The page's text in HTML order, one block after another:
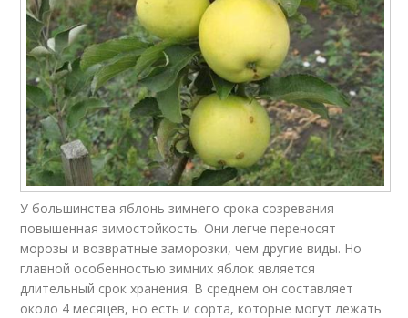
У большинства яблонь зимнего срока созревания
повышенная зимостойкость. Они легче переносят
морозы и возвратные заморозки, чем другие виды. Но
главной особенностью зимних яблок является
длительный срок хранения. В среднем он составляет
около 4 месяцев, но есть и сорта, которые могут лежать